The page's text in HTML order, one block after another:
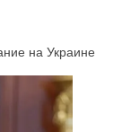
на Украине